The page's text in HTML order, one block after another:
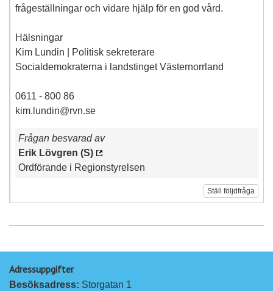
frågeställningar och vidare hjälp för en god vård.
Hälsningar
Kim Lundin | Politisk sekreterare
Socialdemokraterna i landstinget Västernorrland
0611 - 800 86
kim.lundin@rvn.se
Frågan besvarad av
Erik Lövgren (S)
Ordförande i Regionstyrelsen
Ställ följdfråga
Adressuppgifter
Besöksadress: Storgatan 1